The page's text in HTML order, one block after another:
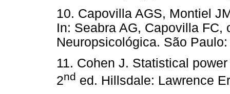
10. Capovilla AGS, Montiel
In: Seabra AG, Capovilla FC,
Neuropsicológica. São
11. Cohen J. Statistical
2nd ed. Hillsdale: